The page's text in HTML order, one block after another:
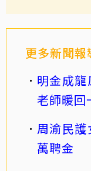
更多新聞報
明金成
老師暖回
周渝民
萬聘金